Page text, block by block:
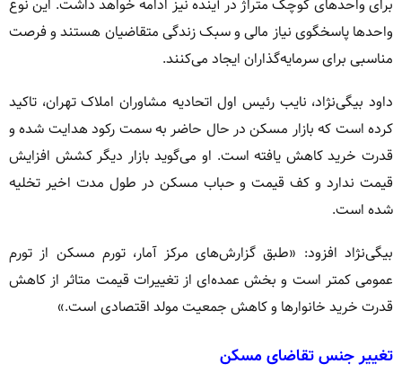
برای واحدهای کوچک متراژ در آینده نیز ادامه خواهد داشت. این نوع
واحدها پاسخگوی نیاز مالی و سبک زندگی متقاضیان هستند و فرصت
مناسبی برای سرمایه‌گذاران ایجاد می‌کنند.
داود بیگی‌نژاد، نایب رئیس اول اتحادیه مشاوران املاک تهران، تاکید
کرده است که بازار مسکن در حال حاضر به سمت رکود هدایت شده و
قدرت خرید کاهش یافته است. او می‌گوید بازار دیگر کشش افزایش
قیمت ندارد و کف قیمت و حباب مسکن در طول مدت اخیر تخلیه
شده است.
بیگی‌نژاد افزود: «طبق گزارش‌های مرکز آمار، تورم مسکن از تورم
عمومی کمتر است و بخش عمده‌ای از تغییرات قیمت متاثر از کاهش
قدرت خرید خانوارها و کاهش جمعیت مولد اقتصادی است.»
تغییر جنس تقاضای مسکن